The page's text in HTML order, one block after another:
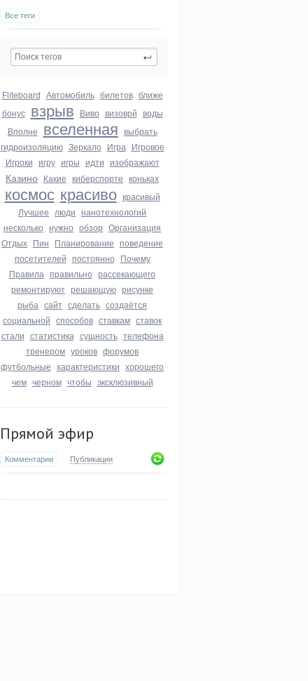
Все теги
Fliteboard Автомобиль билетов ближе
бонус взрыв Виво визоврй воды
Вполне вселенная выбрать
гидроизоляцию Зеркало Игра Игровое
Игроки игру игры идти изображают
Казино Какие киберспорте коньках
космос красиво красивый
Лучшее люди нанотехнологий
несколько нужно обзор Организация
Отдых Пин Планирование поведение
посетителей постоянно Почему
Правила правильно рассекающего
ремонтируют решающую рисунке
рыба сайт сделать создаётся
социальной способов ставкам ставок
стали статистика сущность телефона
тренером уроков форумов
футбольные характеристики хорошего
чем черном чтобы эксклюзивный
Прямой эфир
Комментарии Публикации